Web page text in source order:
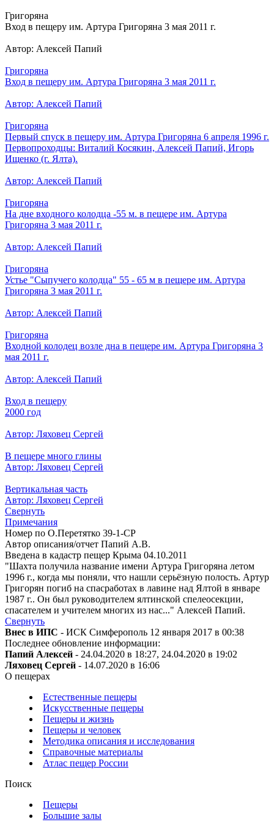
Григоряна
Вход в пещеру им. Артура Григоряна 3 мая 2011 г.
Автор: Алексей Папий
Григоряна
Вход в пещеру им. Артура Григоряна 3 мая 2011 г.
Автор: Алексей Папий
Григоряна
Первый спуск в пещеру им. Артура Григоряна 6 апреля 1996 г.
Первопроходцы: Виталий Косякин, Алексей Папий, Игорь
Ищенко (г. Ялта).
Автор: Алексей Папий
Григоряна
На дне входного колодца -55 м. в пещере им. Артура
Григоряна 3 мая 2011 г.
Автор: Алексей Папий
Григоряна
Устье "Сыпучего колодца" 55 - 65 м в пещере им. Артура
Григоряна 3 мая 2011 г.
Автор: Алексей Папий
Григоряна
Входной колодец возле дна в пещере им. Артура Григоряна 3
мая 2011 г.
Автор: Алексей Папий
Вход в пещеру
2000 год
Автор: Ляховец Сергей
В пещере много глины
Автор: Ляховец Сергей
Вертикальная часть
Автор: Ляховец Сергей
Свернуть
Примечания
Номер по О.Перетятко 39-1-CP
Автор описания/отчет Папий А.В.
Введена в кадастр пещер Крыма 04.10.2011
"Шахта получила название имени Артура Григоряна летом
1996 г., когда мы поняли, что нашли серьёзную полость. Артур
Григорян погиб на спасработах в лавине над Ялтой в январе
1987 г.. Он был руководителем ялтинской спелеосекции,
спасателем и учителем многих из нас..." Алексей Папий.
Свернуть
Внес в ИПС - ИСК Симферополь 12 января 2017 в 00:38
Последнее обновление информации:
Папий Алексей - 24.04.2020 в 18:27, 24.04.2020 в 19:02
Ляховец Сергей - 14.07.2020 в 16:06
О пещерах
Естественные пещеры
Искусственные пещеры
Пещеры и жизнь
Пещеры и человек
Методика описания и исследования
Справочные материалы
Атлас пещер России
Поиск
Пещеры
Большие залы